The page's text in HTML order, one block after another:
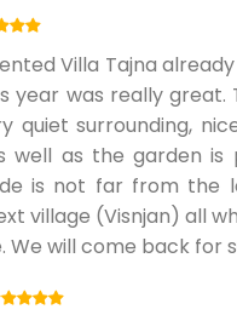
bar bei der Ankunft
Villa Tajna
year was really great.
quiet surrounding,
well as the garden is
is not far from the
village (Visnjan) all
We will come back for